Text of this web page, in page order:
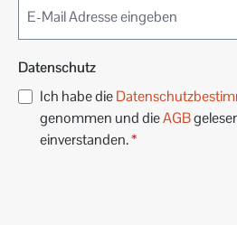
Datenschutz
Ich habe die
genommen und dieAGB
einverstanden.*